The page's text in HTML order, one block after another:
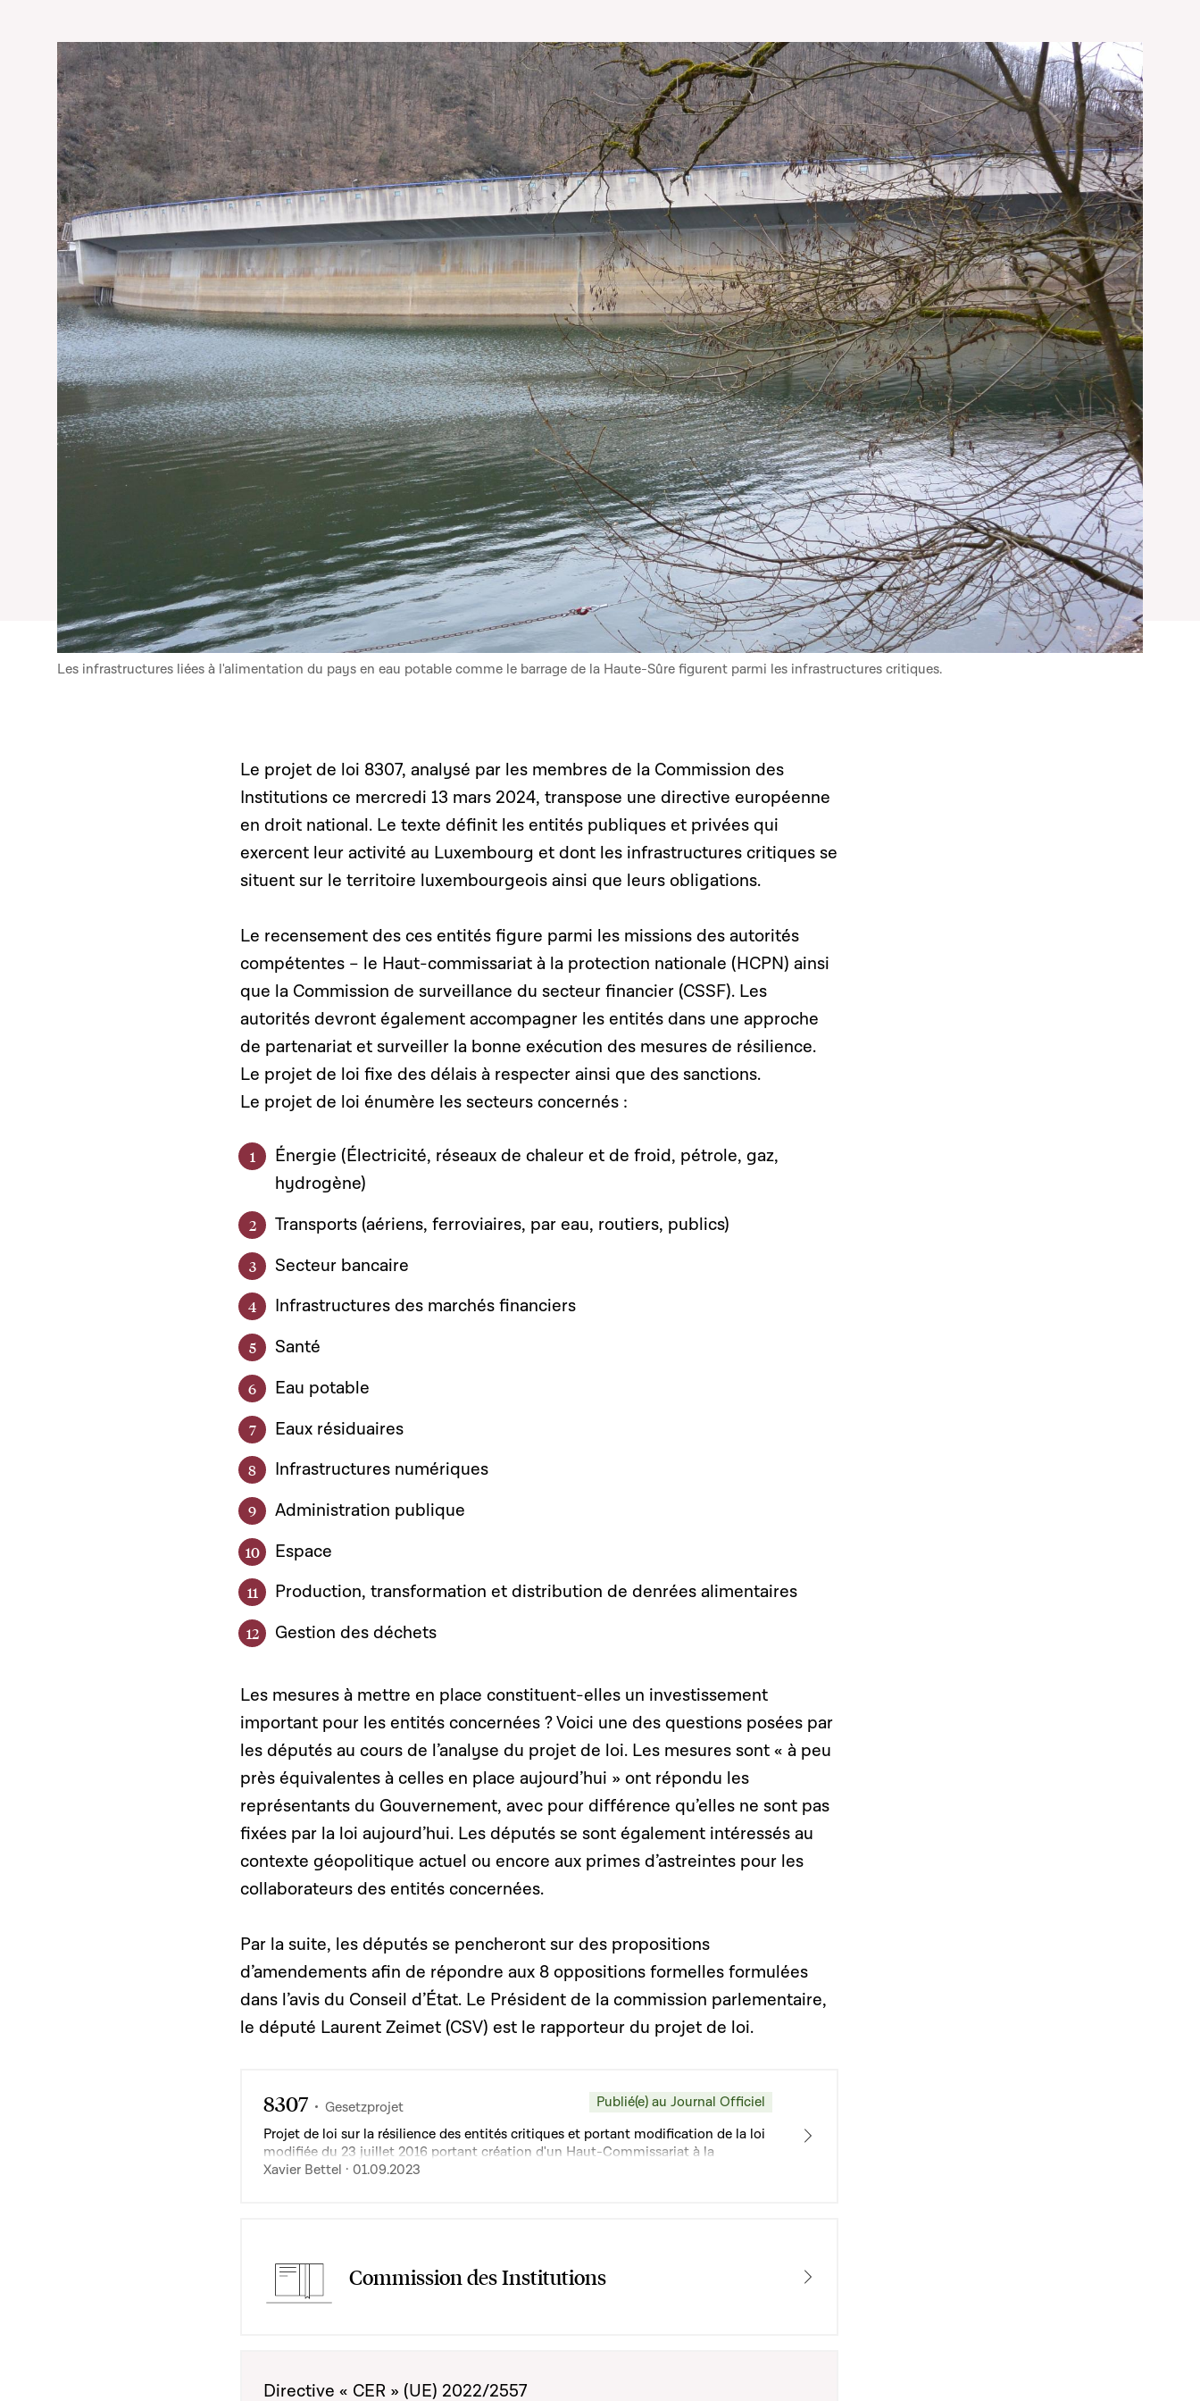
Les infrastructures liées à l'alimentation du pays en eau potable comme le barrage de la Haute-Sûre figurent parmi les infrastructures critiques.
Le projet de loi 8307, analysé par les membres de la Commission des
Institutions ce mercredi 13 mars 2024, transpose une directive européenne
en droit national. Le texte définit les entités publiques et privées qui
exercent leur activité au Luxembourg et dont les infrastructures critiques se
situent sur le territoire luxembourgeois ainsi que leurs obligations.
Le recensement des ces entités figure parmi les missions des autorités
compétentes – le Haut-commissariat à la protection nationale (HCPN) ainsi
que la Commission de surveillance du secteur financier (CSSF). Les
autorités devront également accompagner les entités dans une approche
de partenariat et surveiller la bonne exécution des mesures de résilience.
Le projet de loi fixe des délais à respecter ainsi que des sanctions.
Le projet de loi énumère les secteurs concernés :
Énergie (Électricité, réseaux de chaleur et de froid, pétrole, gaz,
hydrogène)
Transports (aériens, ferroviaires, par eau, routiers, publics)
Secteur bancaire
Infrastructures des marchés financiers
Santé
Eau potable
Eaux résiduaires
Infrastructures numériques
Administration publique
Espace
Production, transformation et distribution de denrées alimentaires
Gestion des déchets
Les mesures à mettre en place constituent-elles un investissement
important pour les entités concernées ? Voici une des questions posées par
les députés au cours de l’analyse du projet de loi. Les mesures sont « à peu
près équivalentes à celles en place aujourd’hui » ont répondu les
représentants du Gouvernement, avec pour différence qu’elles ne sont pas
fixées par la loi aujourd’hui. Les députés se sont également intéressés au
contexte géopolitique actuel ou encore aux primes d’astreintes pour les
collaborateurs des entités concernées.
Par la suite, les députés se pencheront sur des propositions
d’amendements afin de répondre aux 8 oppositions formelles formulées
dans l’avis du Conseil d’État. Le Président de la commission parlementaire,
le député Laurent Zeimet (CSV) est le rapporteur du projet de loi.
8307 Gesetzprojet
Publié(e) au Journal Officiel
Projet de loi sur la résilience des entités critiques et portant modification de la loi
modifiée du 23 juillet 2016 portant création d'un Haut-Commissariat à la
Protection nationale
Xavier Bettel · 01.09.2023
Commission des Institutions
Directive « CER » (UE) 2022/2557